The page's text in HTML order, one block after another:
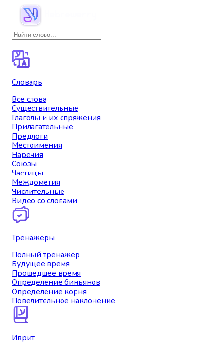
Словарь
Все слова
Существительные
Глаголы и их спряжения
Прилагательные
Предлоги
Местоимения
Наречия
Союзы
Частицы
Междометия
Числительные
Видео со словами
Тренажеры
Полный тренажер
Будущее время
Прошедшее время
Определение биньянов
Определение корня
Повелительное наклонение
Иврит